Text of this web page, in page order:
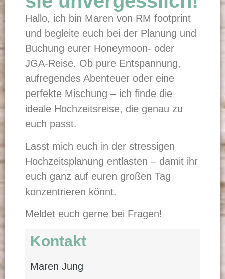
Hallo, ich bin Maren von RM footprint
und begleite euch bei der Planung und
Buchung eurer Honeymoon- oder
JGA-Reise. Ob pure Entspannung,
aufregendes Abenteuer oder eine
perfekte Mischung – ich finde die
ideale Hochzeitsreise, die genau zu
euch passt.
Lasst mich euch in der stressigen
Hochzeitsplanung entlasten – damit ihr
euch ganz auf euren großen Tag
konzentrieren könnt.
Meldet euch gerne bei Fragen!
Kontakt
Maren Jung